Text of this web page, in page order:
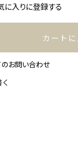
に入りに登録する
カート
お問い合わせ